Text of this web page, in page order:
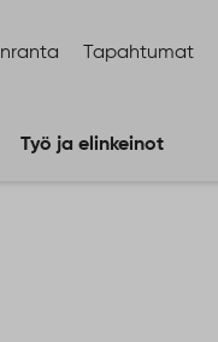
Tapahtumat
Työ ja elinkeinot